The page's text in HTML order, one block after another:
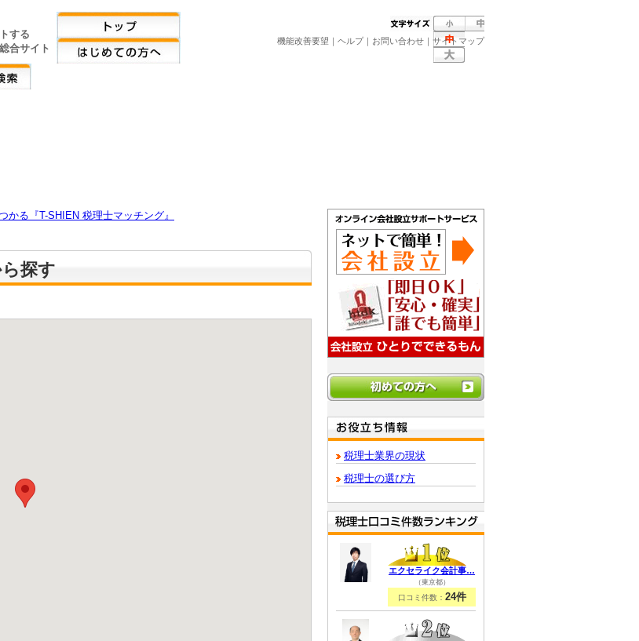
する
合サイト
機能改善要望 ｜ ヘルプ｜ お問い合わせ ｜ サイトマップ
る『T-SHIEN 税理士マッチング』
探す
税理士業界の現状
税理士の選び方
エクセライク会計事…
（東京都）
口コミ件数： 24件